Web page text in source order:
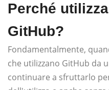
Perché
GitHub?
Fondamentalmente,
che utilizzano GitHub da
continuare a sfruttarlo